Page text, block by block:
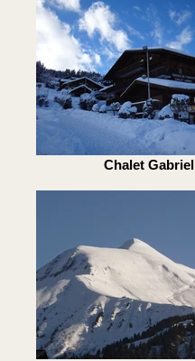
Chalet Gabriel